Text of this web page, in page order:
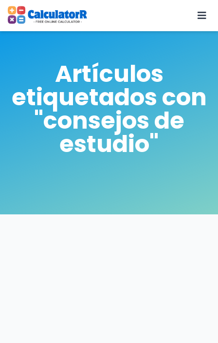
Artículos
etiquetados con
"consejos de
estudio"